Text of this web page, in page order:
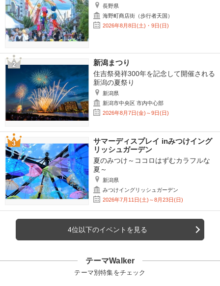
長野県
海野町商店街（歩行者天国）
2026年8月8日(土)・9日(日)
新潟まつり
住吉祭発祥300年を記念して開催される
新潟の夏祭り
新潟県
新潟市中央区 市内中心部
2026年8月7日(金)～9日(日)
サマーディスプレイ inみつけイング
リッシュガーデン
夏のみつけ～ココロはずむカラフルな
夏～
新潟県
みつけイングリッシュガーデン
2026年7月11日(土)～8月23日(日)
4位以下のイベントを見る
テーマWalker
テーマ別特集をチェック